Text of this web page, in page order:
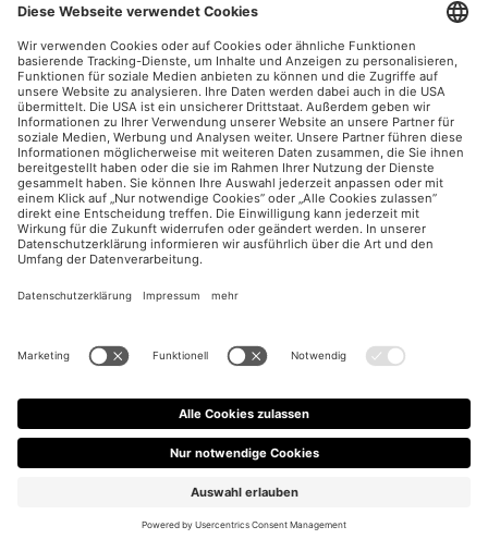
Data Analytics
UX / CRO
Paid Social
Impressum
Datenschutzerklärung